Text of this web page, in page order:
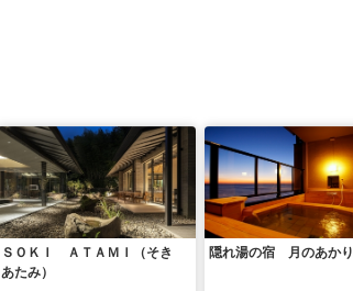
ＳＯＫＩ ＡＴＡＭＩ（そき
あたみ）
隠れ湯の宿 月のあかり